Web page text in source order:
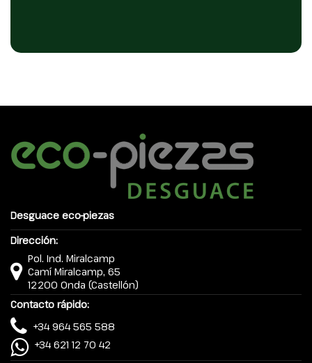
Desguace eco-piezas
Dirección:
Pol. Ind. Miralcamp
Camí Miralcamp, 65
12200 Onda (Castellón)
Contacto rápido:
+34 964 565 588
+34 621 12 70 42